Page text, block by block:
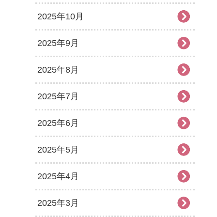
2025年10月
2025年9月
2025年8月
2025年7月
2025年6月
2025年5月
2025年4月
2025年3月